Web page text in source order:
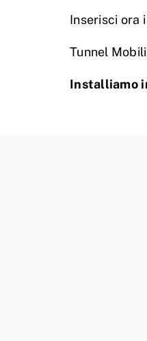
Inserisci ora
Tunnel
Installiamo